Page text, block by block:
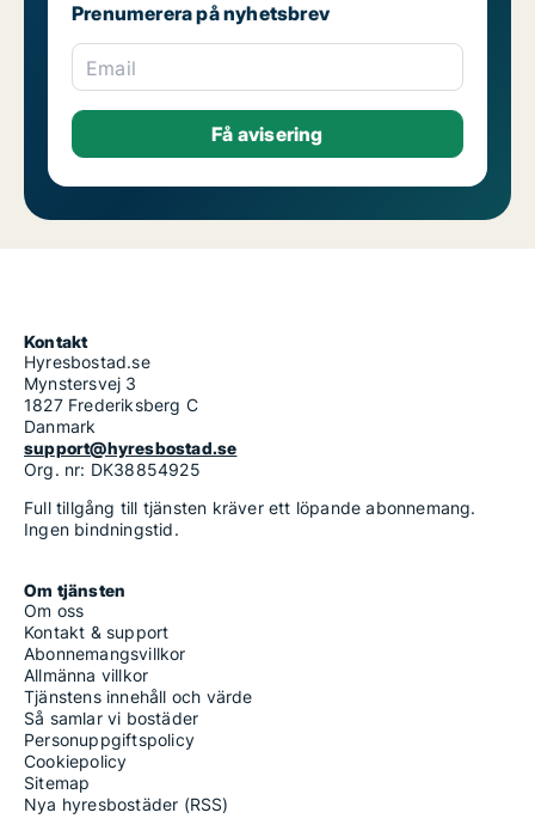
Prenumerera på nyhetsbrev
Email
Kontakt
Hyresbostad.se
Mynstersvej 3
1827 Frederiksberg C
Danmark
support@hyresbostad.se
Org. nr: DK38854925
Full tillgång till tjänsten kräver ett löpande abonnemang.
Ingen bindningstid.
Om tjänsten
Om oss
Kontakt & support
Abonnemangsvillkor
Allmänna villkor
Tjänstens innehåll och värde
Så samlar vi bostäder
Personuppgiftspolicy
Cookiepolicy
Sitemap
Nya hyresbostäder (RSS)